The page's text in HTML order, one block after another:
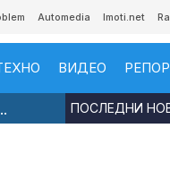
Automedia Imoti.net
ВИДЕО
ПОСЛЕДНИ